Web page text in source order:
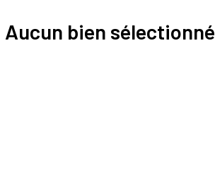
Aucun bien sélectionné